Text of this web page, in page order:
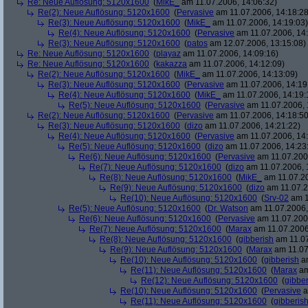
Re: Neue Auflösung: 5120x1600 (MikE_
am 11.07.2006, 14:06:32)
Re(2): Neue Auflösung: 5120x1600 (Pervasive am 11.07.2006,
Re(3): Neue Auflösung: 5120x1600 (MikE_
am 11.07.2006, 14:19:03)
Re(4): Neue Auflösung: 5120x1600 (Pervasive am 11.07.2006,
Re(3): Neue Auflösung: 5120x1600 (patos am 12.07.2006, 13:15:08)
Re: Neue Auflösung: 5120x1600 (playaz am 11.07.2006, 14:09:16)
Re: Neue Auflösung: 5120x1600 (kakazza am 11.07.2006, 14:12:09)
Re(2): Neue Auflösung: 5120x1600 (MikE_
am 11.07.2006, 14:13:09)
Re(3): Neue Auflösung: 5120x1600 (Pervasive am 11.07.2006,
Re(4): Neue Auflösung: 5120x1600 (MikE_
am 11.07.2006,
Re(5): Neue Auflösung: 5120x1600 (Pervasive am 11.07.2006,
Re(2): Neue Auflösung: 5120x1600 (Pervasive am 11.07.2006,
Re(3): Neue Auflösung: 5120x1600 (dizo am 11.07.2006, 14:21:22)
Re(4): Neue Auflösung: 5120x1600 (Pervasive am 11.07.2006,
Re(5): Neue Auflösung: 5120x1600 (dizo am 11.07.2006,
Re(6): Neue Auflösung: 5120x1600 (Pervasive am
Re(7): Neue Auflösung: 5120x1600 (dizo am 11.07.2006,
Re(8): Neue Auflösung: 5120x1600 (MikE_
am
Re(9): Neue Auflösung: 5120x1600 (dizo am
Re(10): Neue Auflösung: 5120x1600 (Srv-02 am
Re(5): Neue Auflösung: 5120x1600 (Dr. Watson am
Re(6): Neue Auflösung: 5120x1600 (Pervasive am
Re(7): Neue Auflösung: 5120x1600 (Marax am
Re(8): Neue Auflösung: 5120x1600 (gibberish am
Re(9): Neue Auflösung: 5120x1600 (Marax am
Re(10): Neue Auflösung: 5120x1600 (gibberish
Re(11): Neue Auflösung: 5120x1600 (Marax
Re(12): Neue Auflösung: 5120x1600 (
Re(10): Neue Auflösung: 5120x1600 (Pervasive
Re(11): Neue Auflösung: 5120x1600 (gibberish